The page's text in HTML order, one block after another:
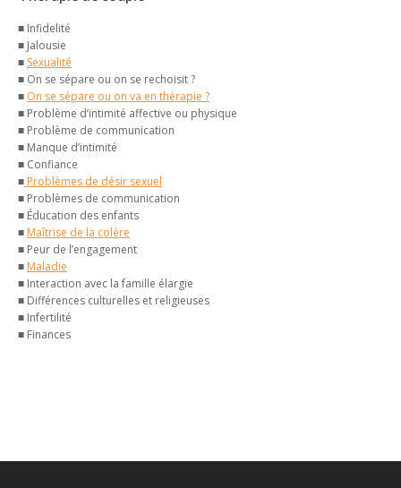
■ Infidelité
■ Jalousie
■ Sexualité
■ On se sépare ou on se rechoisit ?
■ On se sépare ou on va en thérapie ?
■ Problème d’intimité affective ou physique
■ Problème de communication
■ Manque d’intimité
■ Confiance
■ Problèmes de désir sexuel
■ Problèmes de communication
■ Éducation des enfants
■ Maîtrise de la colère
■ Peur de l’engagement
■ Maladie
■ Interaction avec la famille élargie
■ Différences culturelles et religieuses
■ Infertilité
■ Finances